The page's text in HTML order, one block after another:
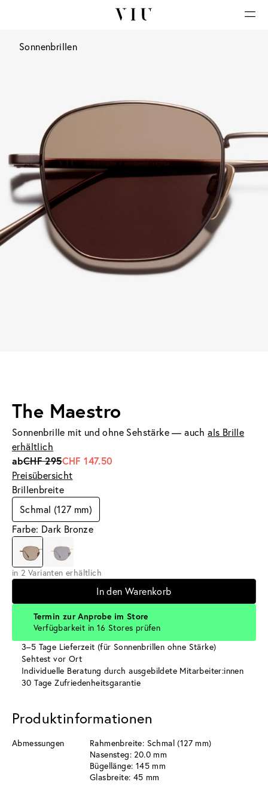
Sonnenbrillen
The Maestro
Sonnenbrille mit und ohne Sehstärke — auchals Brille
erhältlich
abCHF 295CHF 147.50
Preisübersicht
Brillenbreite
Schmal (127 mm)
Farbe: Dark Bronze
in 2 Varianten erhältlich
In den Warenkorb
Termin zur Anprobe im Store
Verfügbarkeit in 16 Stores prüfen
3–5 Tage Lieferzeit (für Sonnenbrillen ohne Stärke)
Sehtest vor Ort
Individuelle Beratung durch ausgebildete Mitarbeiter:innen
30 Tage Zufriedenheitsgarantie
Produktinformationen
Abmessungen
Rahmenbreite: Schmal (127 mm)
Nasensteg: 20.0 mm
Bügellänge: 145 mm
Glasbreite: 45 mm